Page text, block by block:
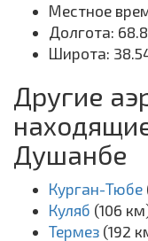
Местное
Долгота:
Широта:
Другие
Душанбе
Курган-Тюбе
Куляб (106
Термез (192